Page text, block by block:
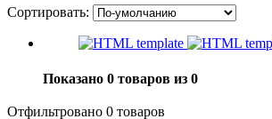
Сортировать:
Показано 0 товаров из 0
Отфильтровано 0 товаров